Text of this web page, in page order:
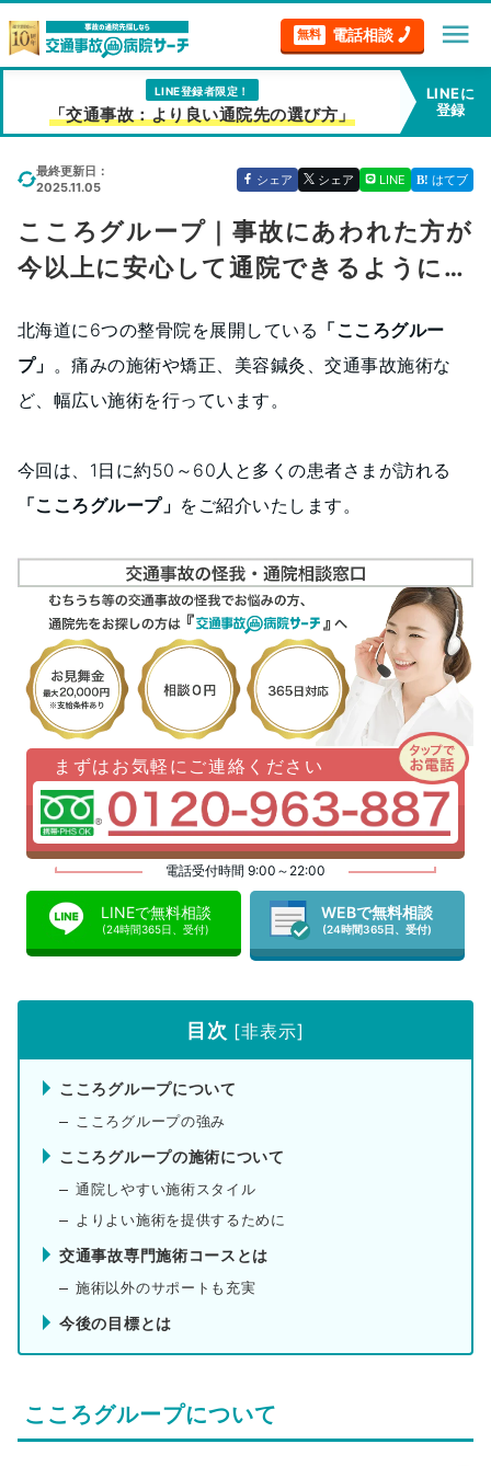
無料 電話相談 menu
LINE登録者限定！
「交通事故：より良い通院先の選び方」
LINEに
登録
最終更新日：
2025.11.05
シェア シェア LINE はてブ
こころグループ｜事故にあわれた方が
今以上に安心して通院できるように…
北海道に6つの整骨院を展開している 「こころグルー
プ」 。痛みの施術や矯正、美容鍼灸、交通事故施術な
ど、幅広い施術を行っています。
今回は、1日に約50～60人と多くの患者さまが訪れる
「こころグループ」 をご紹介いたします。
まずはお気軽にご連絡ください
電話受付時間 9:00～22:00
LINEで無料相談
(24時間365日、受付)
WEBで無料相談
(24時間365日、受付)
目次 [非表示]
こころグループについて
こころグループの強み
こころグループの施術について
通院しやすい施術スタイル
よりよい施術を提供するために
交通事故専門施術コースとは
施術以外のサポートも充実
今後の目標とは
こころグループについて